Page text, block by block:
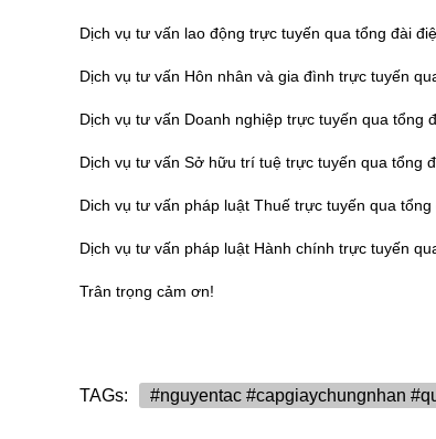
Dịch vụ tư vấn lao động trực tuyến qua tổng đài
Dịch vụ tư vấn Hôn nhân và gia đình trực tuyến
Dịch vụ tư vấn Doanh nghiệp trực tuyến qua tổng
Dịch vụ tư vấn Sở hữu trí tuệ trực tuyến qua tổng
Dich vụ tư vấn pháp luật Thuế trực tuyến qua
Dịch vụ tư vấn pháp luật Hành chính trực tuyến
Trân trọng cảm ơn!
TAGs: #nguyentac #capgiaychungnhan